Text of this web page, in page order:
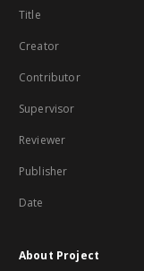
Title
Creator
Contributor
Supervisor
Reviewer
Publisher
Date
About Project